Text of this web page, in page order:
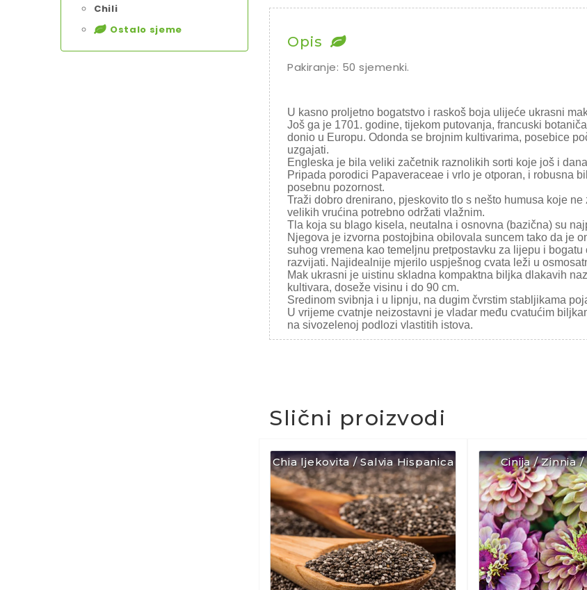
Chili
Ostalo sjeme
Opis
Pakiranje: 50 sjemenki.
U kasno proljetno bogatstvo i raskoš boja ulijeće ukrasni
Još ga je 1701. godine, tijekom putovanja, francuski
donio u Europu. Odonda se brojnim kultivarima, posebice
uzgajati.
Engleska je bila veliki začetnik raznolikih sorti koje još i
Pripada porodici Papaveraceae i vrlo je otporan, i robusna
posebnu pozornost.
Traži dobro drenirano, pjeskovito tlo s nešto humusa koje
velikih vrućina potrebno održati vlažnim.
Tla koja su blago kisela, neutalna i osnovna (bazična) su
Njegova je izvorna postojbina obilovala suncem tako da je
suhog vremena kao temeljnu pretpostavku za lijepu i
razvijati. Najidealnije mjerilo uspješnog cvata leži u
Mak ukrasni je uistinu skladna kompaktna biljka dlakavih
kultivara, doseže visinu i do 90 cm.
Sredinom svibnja i u lipnju, na dugim čvrstim stabljikama
U vrijeme cvatnje neizostavni je vladar među cvatućim
na sivozelenoj podlozi vlastitih istova.
Slični proizvodi
Chia ljekovita / Salvia Hispanica Cinija / Zinnia